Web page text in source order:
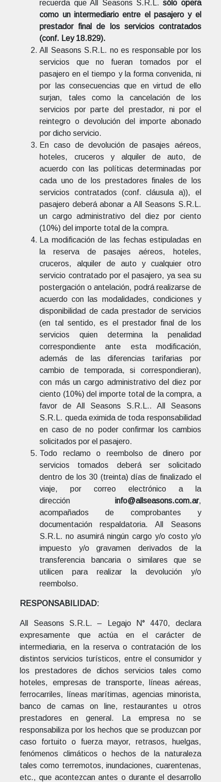
recuerda que All Seasons S.R.L.sólo opera
como un intermediario entre el pasajero y el
prestador final de los servicios contratados
(conf. Ley 18.829).
All Seasons S.R.L. no es responsable por los
servicios que no fueran tomados por el
pasajero en el tiempo y la forma convenida, ni
por las consecuencias que en virtud de ello
surjan, tales como la cancelación de los
servicios por parte del prestador, ni por el
reintegro o devolución del importe abonado
por dicho servicio.
En caso de devolución de pasajes aéreos,
hoteles, cruceros y alquiler de auto, de
acuerdo con las políticas determinadas por
cada uno de los prestadores finales de los
servicios contratados (conf. cláusula a)), el
pasajero deberá abonar a All Seasons S.R.L.
un cargo administrativo del diez por ciento
(10%) del importe total de la compra.
La modificación de las fechas estipuladas en
la reserva de pasajes aéreos, hoteles,
cruceros, alquiler de auto y cualquier otro
servicio contratado por el pasajero, ya sea su
postergación o antelación, podrá realizarse de
acuerdo con las modalidades, condiciones y
disponibilidad de cada prestador de servicios
(en tal sentido, es el prestador final de los
servicios quien determina la penalidad
correspondiente ante esta modificación,
además de las diferencias tarifarias por
cambio de temporada, si correspondieran),
con más un cargo administrativo del diez por
ciento (10%) del importe total de la compra, a
favor de All Seasons S.R.L.. All Seasons
S.R.L. queda eximida de toda responsabilidad
en caso de no poder confirmar los cambios
solicitados por el pasajero.
Todo reclamo o reembolso de dinero por
servicios tomados deberá ser solicitado
dentro de los 30 (treinta) días de finalizado el
viaje, por correo electrónico a la
dirección info@allseasons.com.ar,
acompañados de comprobantes y
documentación respaldatoria. All Seasons
S.R.L. no asumirá ningún cargo y/o costo y/o
impuesto y/o gravamen derivados de la
transferencia bancaria o similares que se
utilicen para realizar la devolución y/o
reembolso.
RESPONSABILIDAD:
All Seasons S.R.L. – Legajo N° 4470, declara
expresamente que actúa en el carácter de
intermediaria, en la reserva o contratación de los
distintos servicios turísticos, entre el consumidor y
los prestadores de dichos servicios tales como
hoteles, empresas de transporte, líneas aéreas,
ferrocarriles, líneas marítimas, agencias minorista,
banco de camas on line, restaurantes u otros
prestadores en general. La empresa no se
responsabiliza por los hechos que se produzcan por
caso fortuito o fuerza mayor, retrasos, huelgas,
fenómenos climáticos o hechos de la naturaleza
tales como terremotos, inundaciones, cuarentenas,
etc., que acontezcan antes o durante el desarrollo